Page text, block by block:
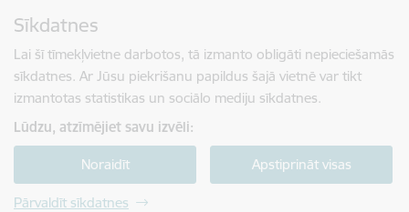
Sīkdatnes
Lai šī tīmekļvietne darbotos, tā izmanto obligāti nepieciešamās
sīkdatnes. Ar Jūsu piekrišanu papildus šajā vietnē var tikt
izmantotas statistikas un sociālo mediju sīkdatnes.
Lūdzu, atzīmējiet savu izvēli:
Noraidīt Apstiprināt visas
Pārvaldīt sīkdatnes